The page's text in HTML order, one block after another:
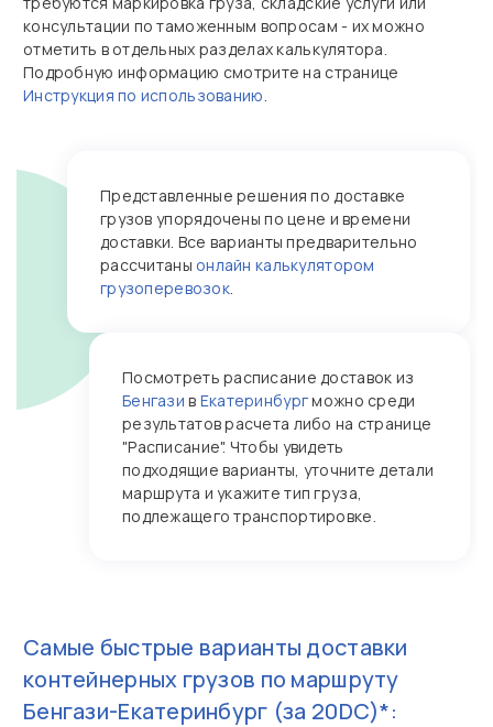
консультации по таможенным вопросам - их можно
отметить в отдельных разделах калькулятора.
Подробную информацию смотрите на странице
Инструкция по использованию.
Представленные решения по доставке
грузов упорядочены по цене и времени
доставки. Все варианты предварительно
рассчитаны онлайн калькулятором
грузоперевозок.
Посмотреть расписание доставок из
Бенгази в Екатеринбургможно среди
результатов расчета либо на странице
"Расписание". Чтобы увидеть
подходящие варианты, уточните детали
маршрута и укажите тип груза,
подлежащего транспортировке.
Самые быстрые варианты доставки
контейнерных грузов по маршруту
Бенгази-Екатеринбург (за 20DC)*: